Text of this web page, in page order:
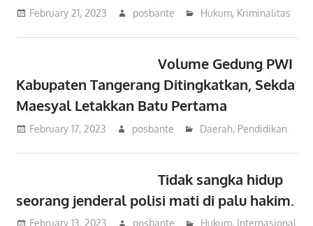
February 21, 2023 posbante Hukum, Kriminalitas
Volume Gedung PWI
Kabupaten Tangerang Ditingkatkan, Sekda
Maesyal Letakkan Batu Pertama
February 17, 2023 posbante Daerah, Pendidikan
Tidak sangka hidup
seorang jenderal polisi mati di palu hakim.
February 13, 2023 posbante Hukum, Internasional